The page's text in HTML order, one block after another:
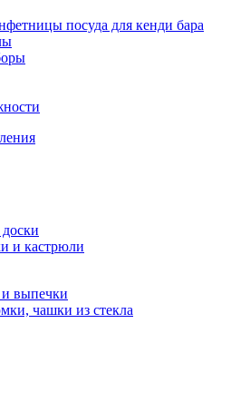
посуда для кенди бара
и кастрюли
и выпечки
чашки из стекла